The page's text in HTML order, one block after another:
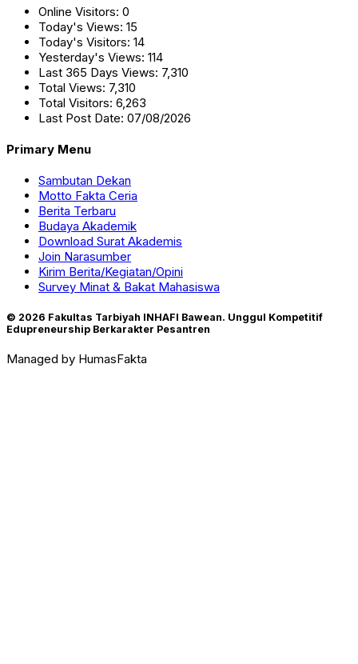
Online Visitors: 0
Today's Views: 15
Today's Visitors: 14
Yesterday's Views: 114
Last 365 Days Views: 7,310
Total Views: 7,310
Total Visitors: 6,263
Last Post Date: 07/08/2026
Primary Menu
Sambutan Dekan
Motto Fakta Ceria
Berita Terbaru
Budaya Akademik
Download Surat Akademis
Join Narasumber
Kirim Berita/Kegiatan/Opini
Survey Minat & Bakat Mahasiswa
© 2026 Fakultas Tarbiyah INHAFI Bawean. Unggul Kompetitif
Edupreneurship Berkarakter Pesantren
Managed by HumasFakta